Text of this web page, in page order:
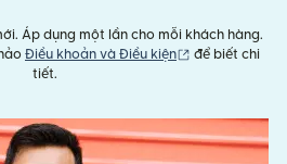
Áp dụng một lần cho mỗi khách hàng.
Điều khoản và Điều kiện (mở trong cửa
để biết chi
tiết.